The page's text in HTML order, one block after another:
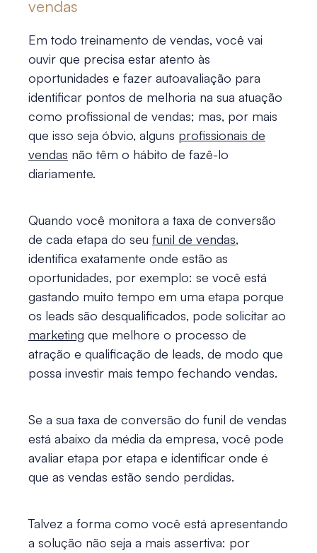
vendas
Em todo treinamento de vendas, você vai
ouvir que precisa estar atento às
oportunidades e fazer autoavaliação para
identificar pontos de melhoria na sua atuação
como profissional de vendas; mas, por mais
que isso seja óbvio, alguns profissionais de
vendas não têm o hábito de fazê-lo
diariamente.
Quando você monitora a taxa de conversão
de cada etapa do seu funil de vendas,
identifica exatamente onde estão as
oportunidades, por exemplo: se você está
gastando muito tempo em uma etapa porque
os leads são desqualificados, pode solicitar ao
marketing que melhore o processo de
atração e qualificação de leads, de modo que
possa investir mais tempo fechando vendas.
Se a sua taxa de conversão do funil de vendas
está abaixo da média da empresa, você pode
avaliar etapa por etapa e identificar onde é
que as vendas estão sendo perdidas.
Talvez a forma como você está apresentando
a solução não seja a mais assertiva: por